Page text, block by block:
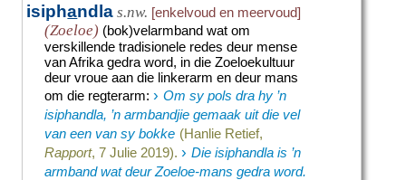
isiphandla s.nw. [enkelvoud en meervoud]
(Zoeloe) (bok)velarmband wat om
verskillende tradisionele redes deur mense
van Afrika gedra word, in die Zoeloekultuur
deur vroue aan die linkerarm en deur mans
om die regterarm:› Om sy pols dra hy ’n
isiphandla, ’n armbandjie gemaak uit die vel
van een van sy bokke (Hanlie Retief,
Rapport, 7 Julie 2019). › Die isiphandla is ’n
armband wat deur Zoeloe-mans gedra word.